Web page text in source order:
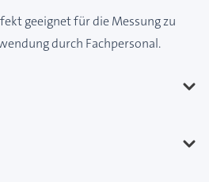
geeignet für die Messung zu
durch Fachpersonal.